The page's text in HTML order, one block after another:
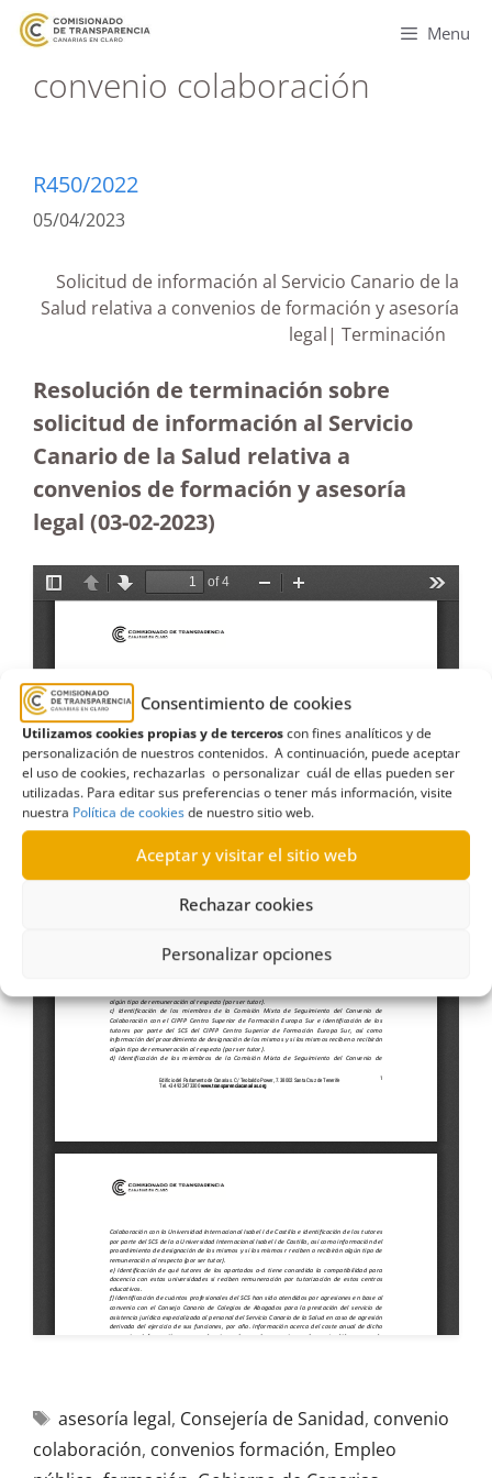
Consentimiento de cookies
Utilizamos cookies propias y de terceroscon fines analíticos y de
personalización de nuestros contenidos. A continuación, puede aceptar
el uso de cookies, rechazarlas o personalizar cuál de ellas pueden ser
utilizadas. Para editar sus preferencias o tener más información, visite
nuestra Política de cookiesde nuestro sitio web.
Aceptar y visitar el sitio web
Rechazar cookies
Personalizar opciones
Menu
convenio colaboración
R450/2022
05/04/2023
Solicitud de información al Servicio Canario de la
Salud relativa a convenios de formación y asesoría
legal| Terminación
Resolución de terminación sobre
solicitud de información al Servicio
Canario de la Salud relativa a
convenios de formación y asesoría
legal (03-02-2023)
asesoría legal, Consejería de Sanidad, convenio
colaboración, convenios formación, Empleo